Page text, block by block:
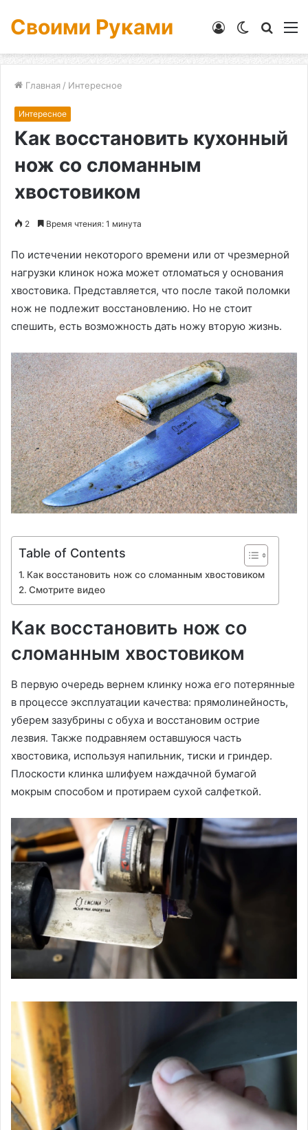
Своими Руками
Switch
Войти
Главная / Интересное
Интересное
Как восстановить кухонный
нож со сломанным
хвостовиком
2 Время чтения: 1 минута
По истечении некоторого времени или от чрезмерной
нагрузки клинок ножа может отломаться у основания
хвостовика. Представляется, что после такой поломки
нож не подлежит восстановлению. Но не стоит
спешить, есть возможность дать ножу вторую жизнь.
Table of Contents
Как восстановить нож со сломанным хвостовиком
Смотрите видео
Как восстановить нож со
сломанным хвостовиком
В первую очередь вернем клинку ножа его потерянные
в процессе эксплуатации качества: прямолинейность,
уберем зазубрины с обуха и восстановим острие
лезвия. Также подравняем оставшуюся часть
хвостовика, используя напильник, тиски и гриндер.
Плоскости клинка шлифуем наждачной бумагой
мокрым способом и протираем сухой салфеткой.